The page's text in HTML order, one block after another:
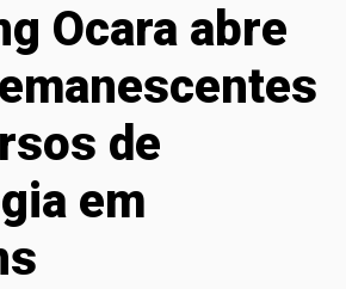
Ocara abre
de
em